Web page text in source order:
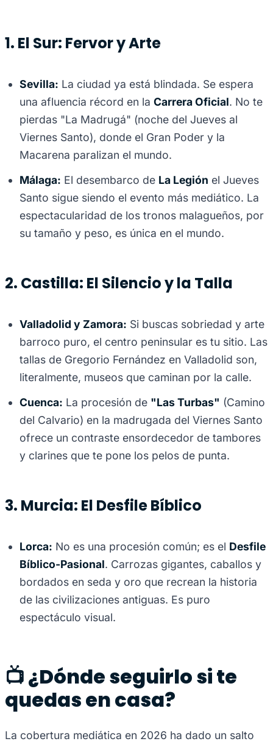
1. El Sur: Fervor y Arte
Sevilla: La ciudad ya está blindada. Se espera
una afluencia récord en la Carrera Oficial. No te
pierdas "La Madrugá" (noche del Jueves al
Viernes Santo), donde el Gran Poder y la
Macarena paralizan el mundo.
Málaga: El desembarco de La Legión el Jueves
Santo sigue siendo el evento más mediático. La
espectacularidad de los tronos malagueños, por
su tamaño y peso, es única en el mundo.
2. Castilla: El Silencio y la Talla
Valladolid y Zamora: Si buscas sobriedad y arte
barroco puro, el centro peninsular es tu sitio. Las
tallas de Gregorio Fernández en Valladolid son,
literalmente, museos que caminan por la calle.
Cuenca: La procesión de "Las Turbas" (Camino
del Calvario) en la madrugada del Viernes Santo
ofrece un contraste ensordecedor de tambores
y clarines que te pone los pelos de punta.
3. Murcia: El Desfile Bíblico
Lorca: No es una procesión común; es el Desfile
Bíblico-Pasional. Carrozas gigantes, caballos y
bordados en seda y oro que recrean la historia
de las civilizaciones antiguas. Es puro
espectáculo visual.
📺 ¿Dónde seguirlo si te
quedas en casa?
La cobertura mediática en 2026 ha dado un salto